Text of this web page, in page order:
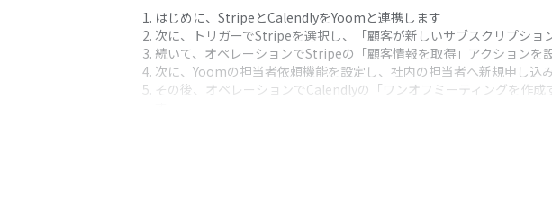
はじめに、StripeとCalendlyをYoomと連携します
次に、トリガーでStripeを選択し、「顧客が新しいサブスクリプシ
続いて、オペレーションでStripeの「顧客情報を取得」アクションを
次に、Yoomの担当者依頼機能を設定し、社内の担当者へ新規申し込
その後、オペレーションでCalendlyの「ワンオフミーティングを作